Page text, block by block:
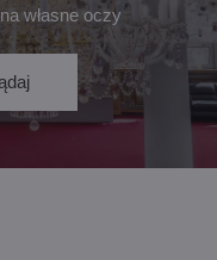
własne oczy